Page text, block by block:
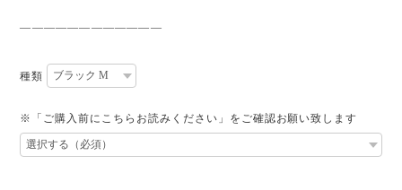
————————————
種類
※「ご購入前にこちらお読みください」をご確認お願い致します